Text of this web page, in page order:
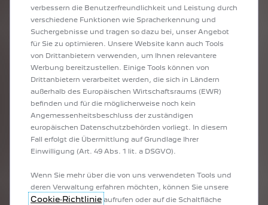
ENTDECKEN SIE SERVICES UND WARTUNG
MÖCHTEN SIE MEHR
ERFAHREN?
verbessern die Benutzerfreundlichkeit und Leistung durch
verschiedene Funktionen wie Spracherkennung und
Suchergebnisse und tragen so dazu bei, unser Angebot
für Sie zu optimieren. Unsere Website kann auch Tools
von Drittanbietern verwenden, um Ihnen relevantere
Werbung bereitzustellen. Einige Tools können von
Drittanbietern verarbeitet werden, die sich in Ländern
außerhalb des Europäischen Wirtschaftsraums (EWR)
befinden und für die möglicherweise noch kein
Angemessenheitsbeschluss der zuständigen
europäischen Datenschutzbehörden vorliegt. In diesem
Fall erfolgt die Übermittlung auf Grundlage Ihrer
Einwilligung (Art. 49 Abs. 1 lit. a DSGVO).
Wenn Sie mehr über die von uns verwendeten Tools und
deren Verwaltung erfahren möchten, können Sie unsere
Cookie‑Richtlinie aufrufen oder auf die Schaltfläche